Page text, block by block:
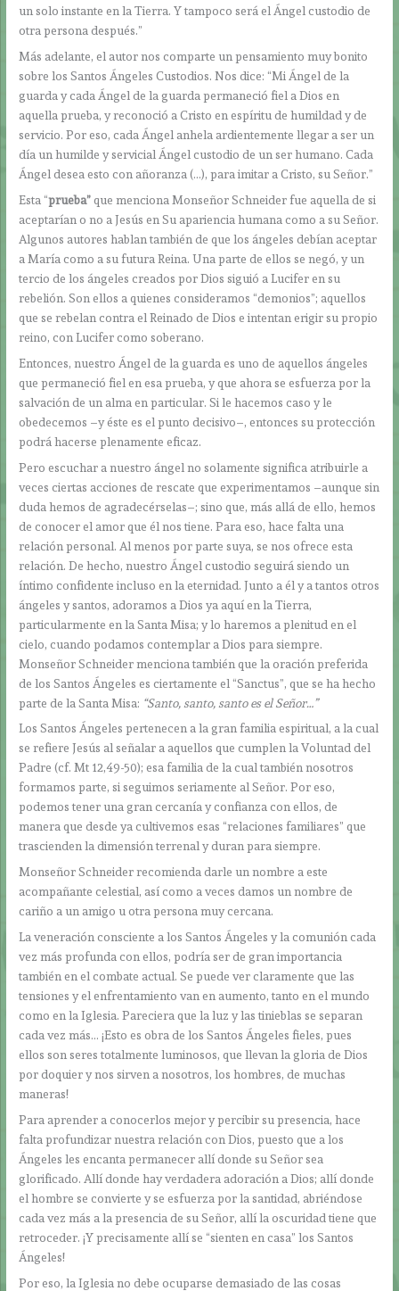
un solo instante en la Tierra. Y tampoco será el Ángel custodio de
otra persona después.”
Más adelante, el autor nos comparte un pensamiento muy bonito
sobre los Santos Ángeles Custodios. Nos dice: “Mi Ángel de la
guarda y cada Ángel de la guarda permaneció fiel a Dios en
aquella prueba, y reconoció a Cristo en espíritu de humildad y de
servicio. Por eso, cada Ángel anhela ardientemente llegar a ser un
día un humilde y servicial Ángel custodio de un ser humano. Cada
Ángel desea esto con añoranza (…), para imitar a Cristo, su Señor.”
Esta “prueba”que menciona Monseñor Schneider fue aquella de si
aceptarían o no a Jesús en Su apariencia humana como a su Señor.
Algunos autores hablan también de que los ángeles debían aceptar
a María como a su futura Reina. Una parte de ellos se negó, y un
tercio de los ángeles creados por Dios siguió a Lucifer en su
rebelión. Son ellos a quienes consideramos “demonios”; aquellos
que se rebelan contra el Reinado de Dios e intentan erigir su propio
reino, con Lucifer como soberano.
Entonces, nuestro Ángel de la guarda es uno de aquellos ángeles
que permaneció fiel en esa prueba, y que ahora se esfuerza por la
salvación de un alma en particular. Si le hacemos caso y le
obedecemos –y éste es el punto decisivo–, entonces su protección
podrá hacerse plenamente eficaz.
Pero escuchar a nuestro ángel no solamente significa atribuirle a
veces ciertas acciones de rescate que experimentamos –aunque sin
duda hemos de agradecérselas–; sino que, más allá de ello, hemos
de conocer el amor que él nos tiene. Para eso, hace falta una
relación personal. Al menos por parte suya, se nos ofrece esta
relación. De hecho, nuestro Ángel custodio seguirá siendo un
íntimo confidente incluso en la eternidad. Junto a él y a tantos otros
ángeles y santos, adoramos a Dios ya aquí en la Tierra,
particularmente en la Santa Misa; y lo haremos a plenitud en el
cielo, cuando podamos contemplar a Dios para siempre.
Monseñor Schneider menciona también que la oración preferida
de los Santos Ángeles es ciertamente el “Sanctus”, que se ha hecho
parte de la Santa Misa: “Santo, santo, santo es el Señor…”
Los Santos Ángeles pertenecen a la gran familia espiritual, a la cual
se refiere Jesús al señalar a aquellos que cumplen la Voluntad del
Padre (cf. Mt 12,49-50); esa familia de la cual también nosotros
formamos parte, si seguimos seriamente al Señor. Por eso,
podemos tener una gran cercanía y confianza con ellos, de
manera que desde ya cultivemos esas “relaciones familiares” que
trascienden la dimensión terrenal y duran para siempre.
Monseñor Schneider recomienda darle un nombre a este
acompañante celestial, así como a veces damos un nombre de
cariño a un amigo u otra persona muy cercana.
La veneración consciente a los Santos Ángeles y la comunión cada
vez más profunda con ellos, podría ser de gran importancia
también en el combate actual. Se puede ver claramente que las
tensiones y el enfrentamiento van en aumento, tanto en el mundo
como en la Iglesia. Pareciera que la luz y las tinieblas se separan
cada vez más… ¡Esto es obra de los Santos Ángeles fieles, pues
ellos son seres totalmente luminosos, que llevan la gloria de Dios
por doquier y nos sirven a nosotros, los hombres, de muchas
maneras!
Para aprender a conocerlos mejor y percibir su presencia, hace
falta profundizar nuestra relación con Dios, puesto que a los
Ángeles les encanta permanecer allí donde su Señor sea
glorificado. Allí donde hay verdadera adoración a Dios; allí donde
el hombre se convierte y se esfuerza por la santidad, abriéndose
cada vez más a la presencia de su Señor, allí la oscuridad tiene que
retroceder. ¡Y precisamente allí se “sienten en casa” los Santos
Ángeles!
Por eso, la Iglesia no debe ocuparse demasiado de las cosas